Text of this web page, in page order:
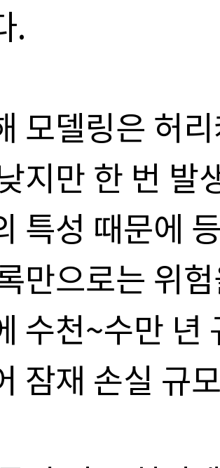
.
모델링은 허
지만 한 번 발
특성 때문에
만으로는 위
수천~수만 년
잠재 손실 규